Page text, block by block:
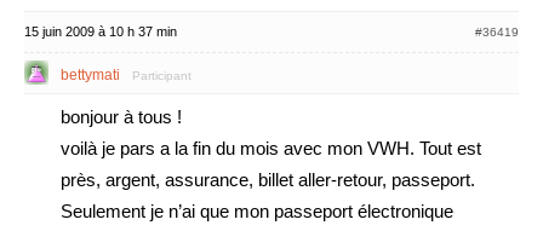
15 juin 2009 à 10 h 37 min #36419
bettymati Participant
bonjour à tous !
voilà je pars a la fin du mois avec mon VWH. Tout est
près, argent, assurance, billet aller-retour, passeport.
Seulement je n’ai que mon passeport électronique